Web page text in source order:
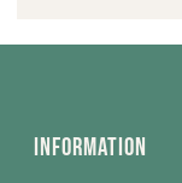
Information